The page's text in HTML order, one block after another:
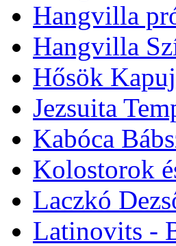
Hangvilla
Hangvilla
Hősök
Jezsuita
Kabóca
Kolostorok
Laczkó
Latinovits -